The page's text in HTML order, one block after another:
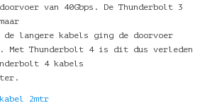
van 40Gbps. De Thunderbolt 3
langere kabels ging de doorvoer
Met Thunderbolt 4 is dit dus verleden
4 kabels
2mtr